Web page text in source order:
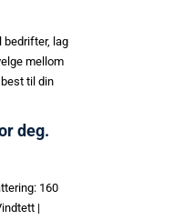
bedrifter, lag
mellom
til din
deg.
160
|